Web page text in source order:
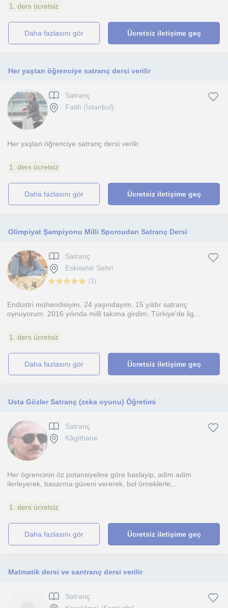
1. ders ücretsiz
daha fazlasını gör Ücretsiz iletişime geç
Her yaştan öğrenciye satranç dersi verilir
Satranç
Fatih (İstanbul)
Her yaştan öğrenciye satranç dersi verilir.
1. ders ücretsiz
daha fazlasını gör Ücretsiz iletişime geç
Olimpiyat Şampiyonu Milli Sporcudan Satranç Dersi
Satranç
Eskisehir Sehri
(1)
Endüstri mühendisiyim. 24 yaşındayım. 15 yıldır satranç
oynuyorum. 2016 yılında milli takıma girdim. Türkiye'de lig...
1. ders ücretsiz
daha fazlasını gör Ücretsiz iletişime geç
Usta Gözler Satranç (zeka oyunu) Öğretimi
Satranç
Kâgithane
Her ögrencinin öz potansiyeline göre baslayip, adim adim
ilerleyerek, basarma güveni vererek, bol örneklerle,...
1. ders ücretsiz
daha fazlasını gör Ücretsiz iletişime geç
Matmatik dersi ve santranç dersi verilir
Satranç